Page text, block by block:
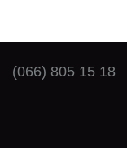
(066) 805 15 18